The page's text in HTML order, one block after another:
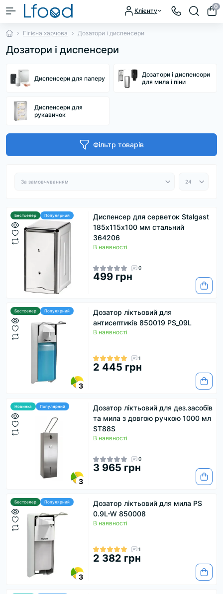
Клієнту
0
Гігієна харчова Дозатори і диспенсери
Дозатори і диспенсери
Диспенсери для паперу
Дозатори і диспенсори
для мила і піни
Диспенсери для
рукавичок
Фільтр товарів
Бестселер Популярний
Диспенсер для серветок Stalgast
185х115х100 мм стальний
364206
В наявності
0
499 грн
Бестселер Популярний
3
Дозатор ліктьовий для
антисептиків 850019 PS_09L
В наявності
1
2 445 грн
Новинка Популярний
3
Дозатор ліктьовий для дез.засобів
та мила з довгою ручкою 1000 мл
ST88S
В наявності
0
3 965 грн
Бестселер Популярний
3
Дозатор ліктьовий для мила PS
0.9L-W 850008
В наявності
1
2 382 грн